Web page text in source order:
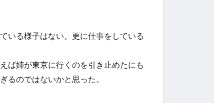
いる様子はない。更に仕事をしている
ば姉が東京に行くのを引き止めたにも
るのではないかと思った。